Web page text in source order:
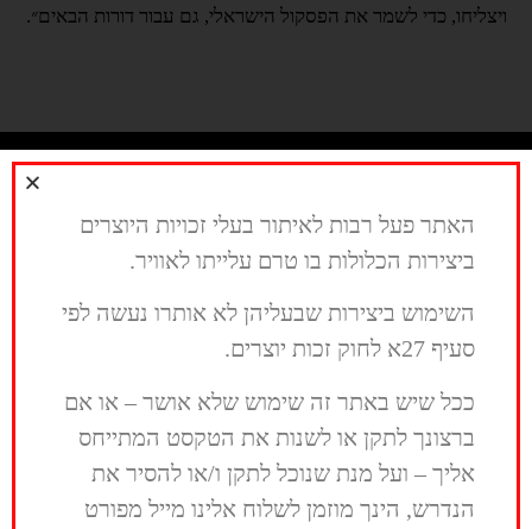
ויצליחו, כדי לשמר את הפסקול הישראלי, גם עבור דורות הבאים״.
האתר פעל רבות לאיתור בעלי זכויות היוצרים
ביצירות הכלולות בו טרם עלייתו לאוויר.
השימוש ביצירות שבעליהן לא אותרו נעשה לפי
סעיף 27א לחוק זכות יוצרים.
ככל שיש באתר זה שימוש שלא אושר – או אם
ברצונך לתקן או לשנות את הטקסט המתייחס
אליך – ועל מנת שנוכל לתקן ו/או להסיר את
הנדרש, הינך מוזמן לשלוח אלינו מייל מפורט